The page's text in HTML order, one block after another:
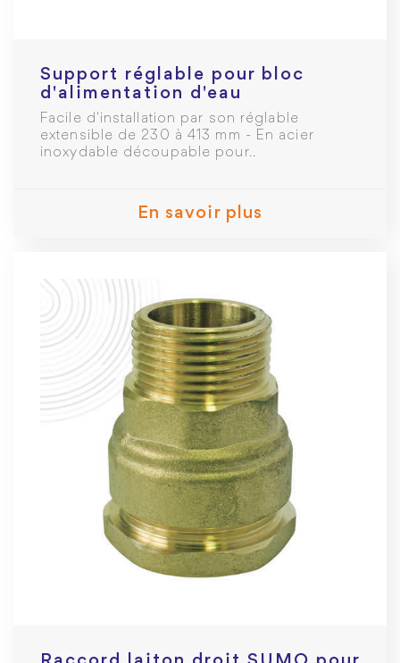
Support réglable pour bloc
d'alimentation d'eau
Facile d'installation par son réglable
extensible de 230 à 413 mm - En acier
inoxydable découpable pour..
En savoir plus